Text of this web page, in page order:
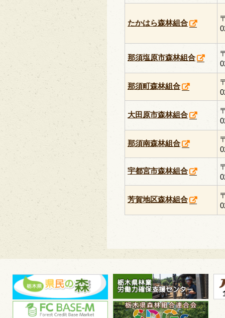
たかはら森林組合
那須塩原市森林組合
那須町森林組合
大田原市森林組合
那須南森林組合
宇都宮市森林組合
芳賀地区森林組合